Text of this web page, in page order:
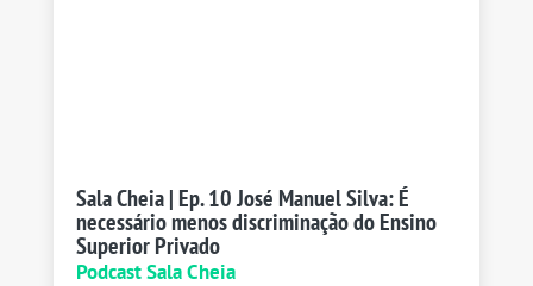
Sala Cheia | Ep. 10 José Manuel Silva: É
necessário menos discriminação do Ensino
Superior Privado
Podcast Sala Cheia